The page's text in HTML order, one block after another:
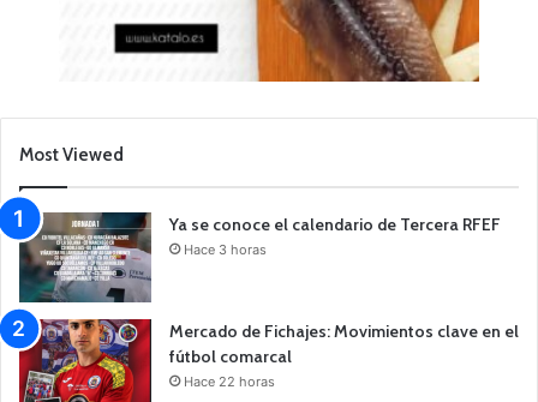
Most Viewed
Ya se conoce el calendario de Tercera RFEF
Hace 3 horas
Mercado de Fichajes: Movimientos clave en el
fútbol comarcal
Hace 22 horas